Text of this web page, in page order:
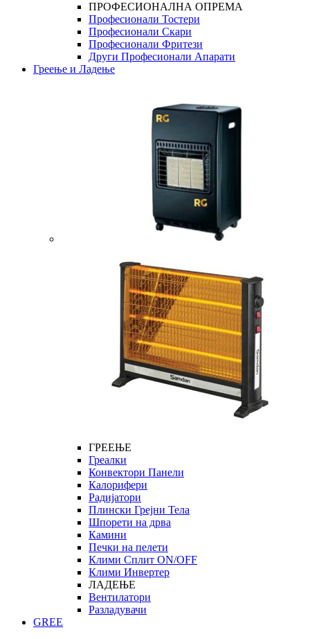
ПРОФЕСИОНАЛНА ОПРЕМА
Професионали Тостери
Професионали Скари
Професионали Фритези
Други Професионали Апарати
Греење и Ладење
ГРЕЕЊЕ
Греалки
Конвектори Панели
Калорифери
Радијатори
Плински Грејни Тела
Шпорети на дрва
Камини
Печки на пелети
Клими Сплит ON/OFF
Клими Инвертер
ЛАДЕЊЕ
Вентилатори
Разладувачи
GREE